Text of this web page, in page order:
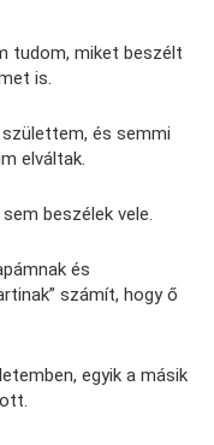
tudom, miket beszélt
is.
és semmi
elváltak.
beszélek vele.
és
számít, hogy ő
egyik a másik